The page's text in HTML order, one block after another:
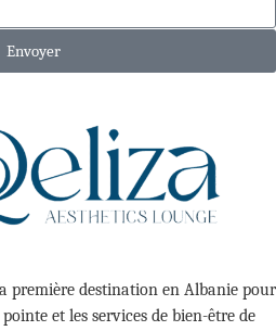
Envoyer
première destination en Albanie pour
et les services de bien-être de